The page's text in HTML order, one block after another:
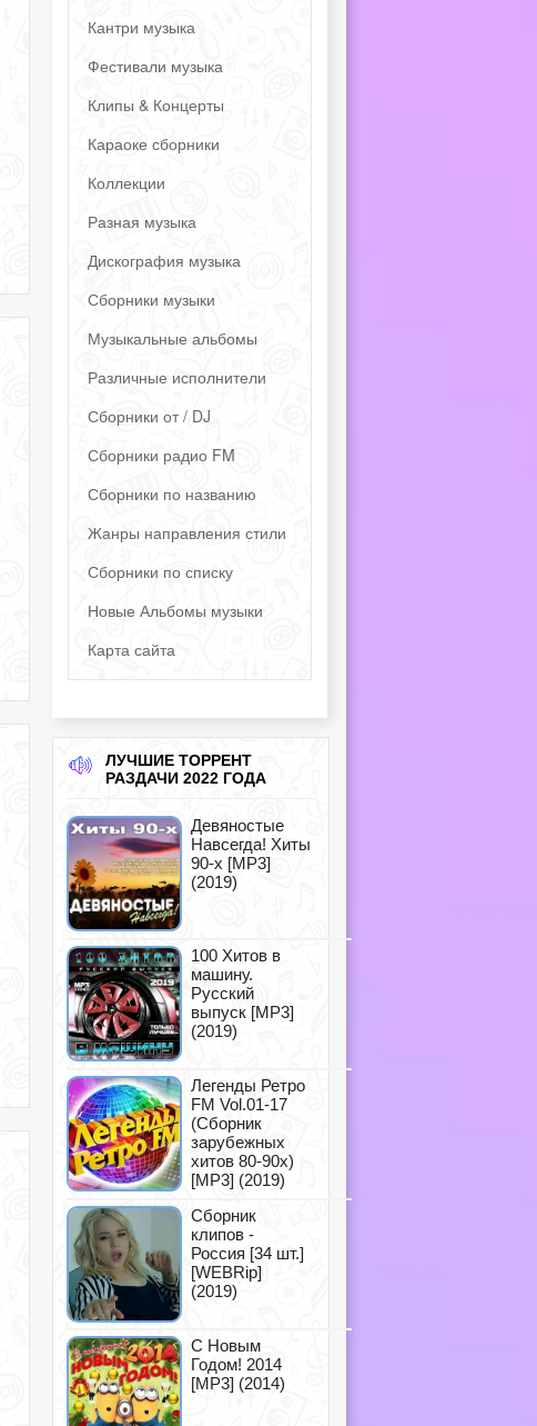
Кантри музыка
Фестивали музыка
Клипы & Концерты
Караоке сборники
Коллекции
Разная музыка
Дискография музыка
Сборники музыки
Музыкальные альбомы
Различные исполнители
Сборники от / DJ
Сборники радио FM
Сборники по названию
Жанры направления стили
Сборники по списку
Новые Альбомы музыки
Карта сайта
ЛУЧШИЕ ТОРРЕНТ
РАЗДАЧИ 2022 ГОДА
Девяностые
Навсегда! Хиты
90-х [MP3]
(2019)
100 Хитов в
машину.
Русский
выпуск [MP3]
(2019)
Легенды Ретро
FM Vol.01-17
(Сборник
зарубежных
хитов 80-90х)
[MP3] (2019)
Сборник
клипов -
Россия [34 шт.]
[WEBRip]
(2019)
С Новым
Годом! 2014
[MP3] (2014)